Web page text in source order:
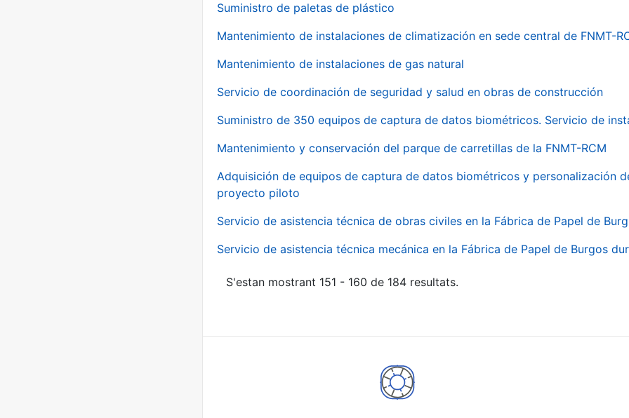
Suministro de paletas de plástico
Mantenimiento de instalaciones de climatización en sede central de FNMT-
Mantenimiento de instalaciones de gas natural
Servicio de coordinación de seguridad y salud en obras de construcción
Suministro de 350 equipos de captura de datos biométricos. Servicio de
Mantenimiento y conservación del parque de carretillas de la FNMT-RCM
Adquisición de equipos de captura de datos biométricos y personalización
proyecto piloto
Servicio de asistencia técnica de obras civiles en la Fábrica de Papel de
Servicio de asistencia técnica mecánica en la Fábrica de Papel de Burgos
S'estan mostrant 151 - 160 de 184 resultats.